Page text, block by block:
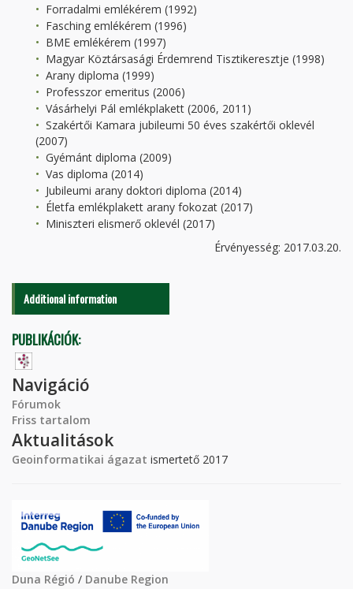
Forradalmi emlékérem (1992)
Fasching emlékérem (1996)
BME emlékérem (1997)
Magyar Köztársasági Érdemrend Tisztikeresztje (1998)
Arany diploma (1999)
Professzor emeritus (2006)
Vásárhelyi Pál emlékplakett (2006, 2011)
Szakértői Kamara jubileumi 50 éves szakértői oklevél
(2007)
Gyémánt diploma (2009)
Vas diploma (2014)
Jubileumi arany doktori diploma (2014)
Életfa emlékplakett arany fokozat (2017)
Miniszteri elismerő oklevél (2017)
Érvényesség: 2017.03.20.
Additional information
PUBLIKÁCIÓK:
Navigáció
Fórumok
Friss tartalom
Aktualitások
Geoinformatikai ágazat ismertető 2017
Duna Régió / Danube Region